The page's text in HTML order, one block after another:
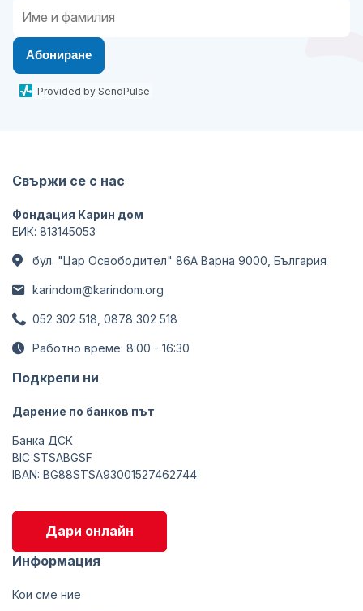
Абониране
Provided by SendPulse
Свържи се с нас
Фондация Карин дом
ЕИК: 813145053
бул. "Цар Освободител" 86А Варна 9000, България
karindom@karindom.org
052 302 518, 0878 302 518
Работно време: 8:00 - 16:30
Подкрепи ни
Дарение по банков път
Банка ДСК
BIC STSABGSF
IBAN: BG88STSA93001527462744
Дари онлайн
Информация
Кои сме ние